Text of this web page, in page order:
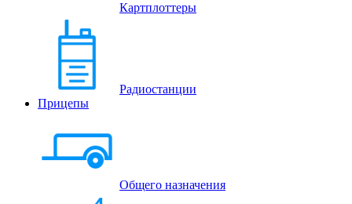
Картплоттеры
Радиостанции
Прицепы
Общего назначения